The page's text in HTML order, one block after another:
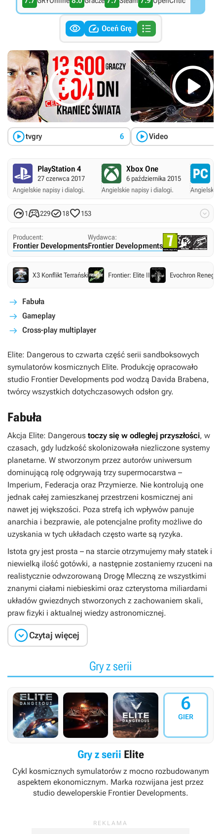
  Oceń Grę 

tvgry 6

Video
PlayStation 4
27 czerwca 2017
Angielskie napisy i dialogi.
Xbox One
6 października 2015
Angielskie napisy i dialogi.
Angielskie
122918153 
Producent:
Frontier Developments
Wydawca:
Frontier Developments
X3 Konflikt Terrański Frontier: Elite II Evochron
Fabuła
Gameplay
Cross-play multiplayer
Elite: Dangerous to czwarta część serii sandboksowych
symulatorów kosmicznych Elite. Produkcję opracowało
studio Frontier Developments pod wodzą Davida Brabena,
twórcy wszystkich dotychczasowych odsłon gry.
Fabuła
Akcja Elite: Dangerous toczy się w odległej przyszłości, w
czasach, gdy ludzkość skolonizowała niezliczone systemy
planetarne. W stworzonym przez autorów uniwersum
dominującą rolę odgrywają trzy supermocarstwa –
Imperium, Federacja oraz Przymierze. Nie kontrolują one
jednak całej zamieszkanej przestrzeni kosmicznej ani
nawet jej większości. Poza strefą ich wpływów panuje
anarchia i bezprawie, ale potencjalne profity możliwe do
uzyskania w tych układach często warte są ryzyka.
Istota gry jest prosta – na starcie otrzymujemy mały statek i
niewielką ilość gotówki, a następnie zostaniemy rzuceni na
realistycznie odwzorowaną Drogę Mleczną ze wszystkimi
znanymi ciałami niebieskimi oraz czterystoma miliardami
układów gwiezdnych stworzonych z zachowaniem skali,
praw fizyki i aktualnej wiedzy astronomicznej.
Czytaj więcej
Gry z serii
6
GIER
Gry z serii Elite
Cykl kosmicznych symulatorów z mocno rozbudowanym
aspektem ekonomicznym. Marka rozwijana jest przez
studio deweloperskie Frontier Developments.